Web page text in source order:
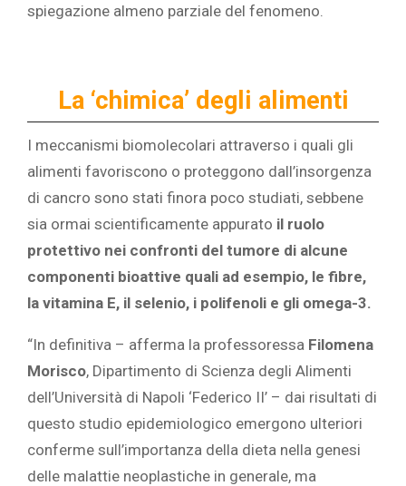
spiegazione almeno parziale del fenomeno.
La ‘chimica’ degli alimenti
I meccanismi biomolecolari attraverso i quali gli
alimenti favoriscono o proteggono dall’insorgenza
di cancro sono stati finora poco studiati, sebbene
sia ormai scientificamente appurato il ruolo
protettivo nei confronti del tumore di alcune
componenti bioattive quali ad esempio, le fibre,
la vitamina E, il selenio, i polifenoli e gli omega-3.
“In definitiva – afferma la professoressa Filomena
Morisco, Dipartimento di Scienza degli Alimenti
dell’Università di Napoli ‘Federico II’ – dai risultati di
questo studio epidemiologico emergono ulteriori
conferme sull’importanza della dieta nella genesi
delle malattie neoplastiche in generale, ma